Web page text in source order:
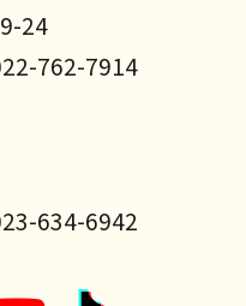
24
762-7914
634-6942